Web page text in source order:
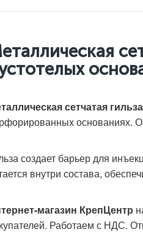
сетчатая гильза
основаниях.
создает барьер для
внутри состава,
магазин КрепЦентр
Работаем с НДС.